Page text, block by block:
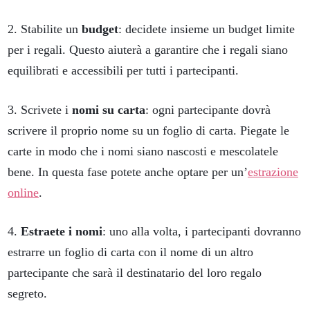
2. Stabilite un budget: decidete insieme un budget limite
per i regali. Questo aiuterà a garantire che i regali siano
equilibrati e accessibili per tutti i partecipanti.
3. Scrivete i nomi su carta: ogni partecipante dovrà
scrivere il proprio nome su un foglio di carta. Piegate le
carte in modo che i nomi siano nascosti e mescolatele
bene. In questa fase potete anche optare per un’estrazione
online.
4. Estraete i nomi: uno alla volta, i partecipanti dovranno
estrarre un foglio di carta con il nome di un altro
partecipante che sarà il destinatario del loro regalo
segreto.